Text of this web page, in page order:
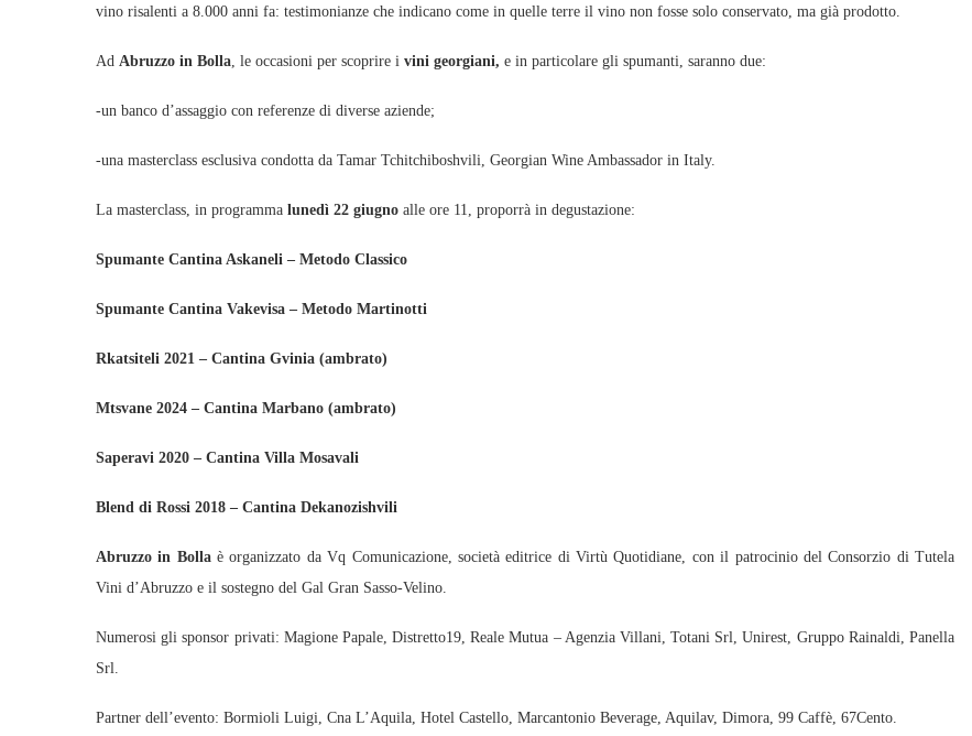
vino risalenti a 8.000 anni fa: testimonianze che indicano come in quelle terre il vino non fosse solo conservato, ma già prodotto.
Ad Abruzzo in Bolla , le occasioni per scoprire i vini georgiani, e in particolare gli spumanti, saranno due:
-un banco d’assaggio con referenze di diverse aziende;
-una masterclass esclusiva condotta da Tamar Tchitchiboshvili, Georgian Wine Ambassador in Italy.
La masterclass, in programma lunedì 22 giugno alle ore 11, proporrà in degustazione:
Spumante Cantina Askaneli – Metodo Classico
Spumante Cantina Vakevisa – Metodo Martinotti
Rkatsiteli 2021 – Cantina Gvinia (ambrato)
Mtsvane 2024 – Cantina Marbano (ambrato)
Saperavi 2020 – Cantina Villa Mosavali
Blend di Rossi 2018 – Cantina Dekanozishvili
Abruzzo in Bollaè organizzato da Vq Comunicazione, società editrice di Virtù Quotidiane, con il patrocinio del Consorzio di Tutela
Vini d’Abruzzo e il sostegno del Gal Gran Sasso-Velino.
Numerosi gli sponsor privati: Magione Papale, Distretto19, Reale Mutua – Agenzia Villani, Totani Srl, Unirest, Gruppo Rainaldi, Panella
Srl.
Partner dell’evento: Bormioli Luigi, Cna L’Aquila, Hotel Castello, Marcantonio Beverage, Aquilav, Dimora, 99 Caffè, 67Cento.